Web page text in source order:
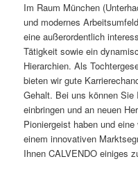
Im Raum München
und modernes
eine außerordentlich
Tätigkeit sowie ein
Hierarchien. Als
bieten wir gute
Gehalt. Bei uns können Sie
einbringen und an neuen
Pioniergeist haben und
einem innovativen
Ihnen CALVENDO einiges